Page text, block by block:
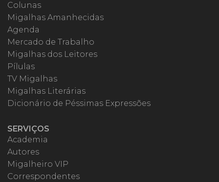
Colunas
Migalhas Amanhecidas
Agenda
Mercado de Trabalho
Migalhas dos Leitores
Pílulas
TV Migalhas
Migalhas Literárias
Dicionário de Péssimas Expressões
SERVIÇOS
Academia
Autores
Migalheiro VIP
Correspondentes